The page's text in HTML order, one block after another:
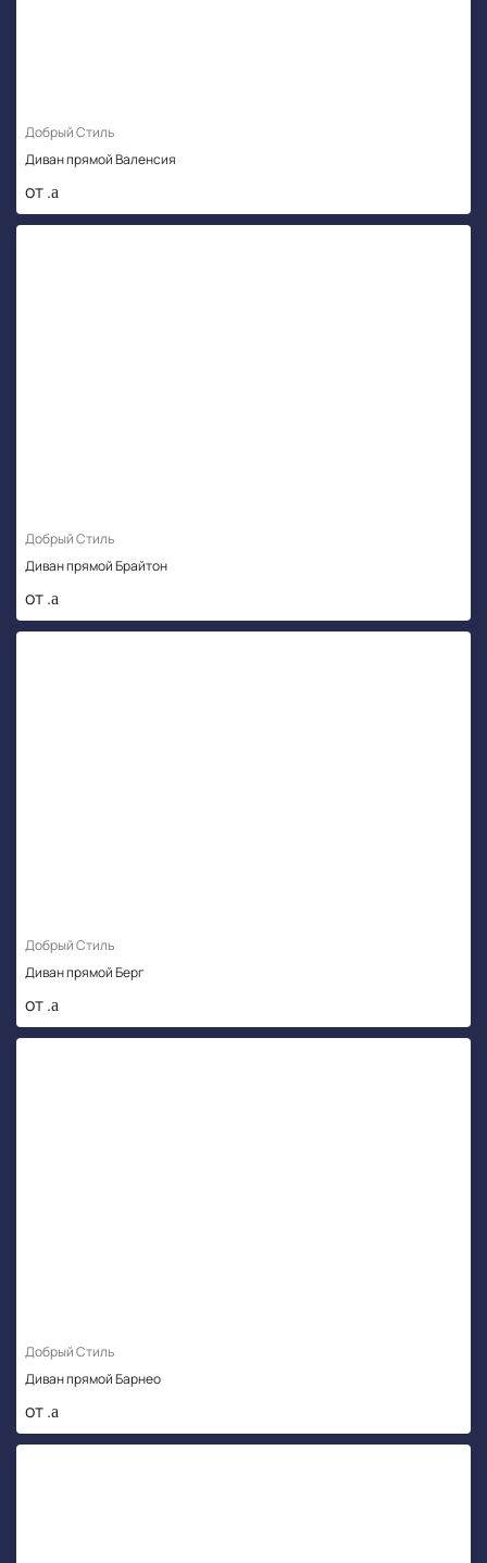
Добрый Стиль
Диван прямой Валенсия
от .
Добрый Стиль
Диван прямой Брайтон
от .
Добрый Стиль
Диван прямой Берг
от .
Добрый Стиль
Диван прямой Барнео
от .